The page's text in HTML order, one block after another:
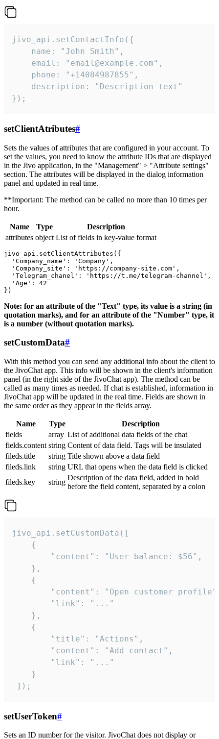
jivo_api.setContactInfo({
    name: "John Smith",
    email: "email@example.com",
    phone: "+14084987855",
    description: "Description text"
});
setClientAtributes#
Sets the values ​​of attributes that are configured in your account. To
set the values, you need to know the attribute IDs that are displayed
in the Jivo application, in the "Management" > "Attribute settings"
section. The attributes will be displayed in the dialog information
panel and updated in real time.
**Important: The method can be called no more than 10 times per
hour.
Name Type
Description
attributes object List of fields in key-value format
jivo_api.setClientAttributes({
  'Company_name': 'Company',
  'Company_site': 'https://company-site.com',
  'Telegram_chanel': 'https://t.me/telegram-channel',
  'Age': 42
Note: for an attribute of the "Text" type, its value is a string (in
quotation marks), and for an attribute of the "Number" type, it
is a number (without quotation marks).
setCustomData#
With this method you can send any additional info about the client to
the JivoChat app. This info will be shown in the client's information
panel (in the right side of the JivoChat app). The method can be
called as many times as needed. If chat is established, information in
JivoChat app will be updated in the real time. Fields are shown in
the same order as they appear in the fields array.
Name Type
Description
fields
array List of additional data fields of the chat
fields.content string Content of data field. Tags will be insulated
fileds.title
string Title shown above a data field
fileds.link
string URL that opens when the data field is clicked
fileds.key
string
Description of the data field, added in bold
before the field content, separated by a colon
jivo_api.setCustomData([
    {
        "content": "User balance: $56",
    },
    {
"content": "Open customer
        "link": "..."
    },
    {
        "title": "Actions",
        "content": "Add contact",
        "link": "..."
    }
]);
setUserToken#
Sets an ID number for the visitor. JivoChat does not display or